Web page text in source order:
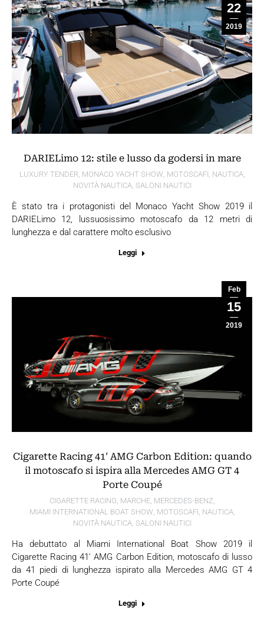
22
2019
DARIELimo 12: stile e lusso da godersi in mare
LUXURY TENDER MONACO YACHT SHOW MOTOSCAFI NAUTICA,
NOVITÀ NAUTICA, SALONI NAUTICI
È stato tra i protagonisti del Monaco Yacht Show 2019 il
DARIELimo 12, lussuosissimo motoscafo da 12 metri di
lunghezza e dal carattere molto esclusivo
Leggi
Feb
15
2019
Cigarette Racing 41′ AMG Carbon Edition: quando
il motoscafo si ispira alla Mercedes AMG GT 4
Porte Coupé
CIGARETTE RACING, MARCHE, MERCEDES-BENZ,
MIAMI INTERNATIONAL BOAT SHOW, MOTOSCAFI, NAUTICA,
NOVITÀ NAUTICA, SALONI NAUTICI
Ha debuttato al Miami International Boat Show 2019 il
Cigarette Racing 41′ AMG Carbon Edition, motoscafo di lusso
da 41 piedi di lunghezza ispirato alla Mercedes AMG GT 4
Porte Coupé
Leggi